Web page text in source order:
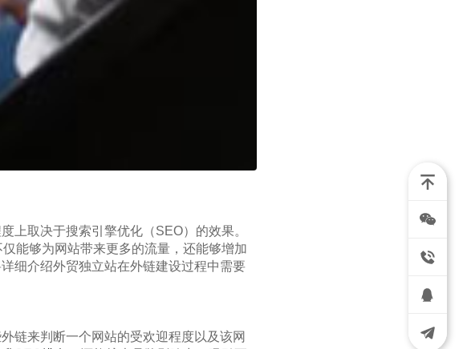
上取决于搜索引擎优化（SEO）的效果。
能够为网站带来更多的流量，还能够增加
细介绍外贸独立站在外链建设过程中需要
链来判断一个网站的受欢迎程度以及该网